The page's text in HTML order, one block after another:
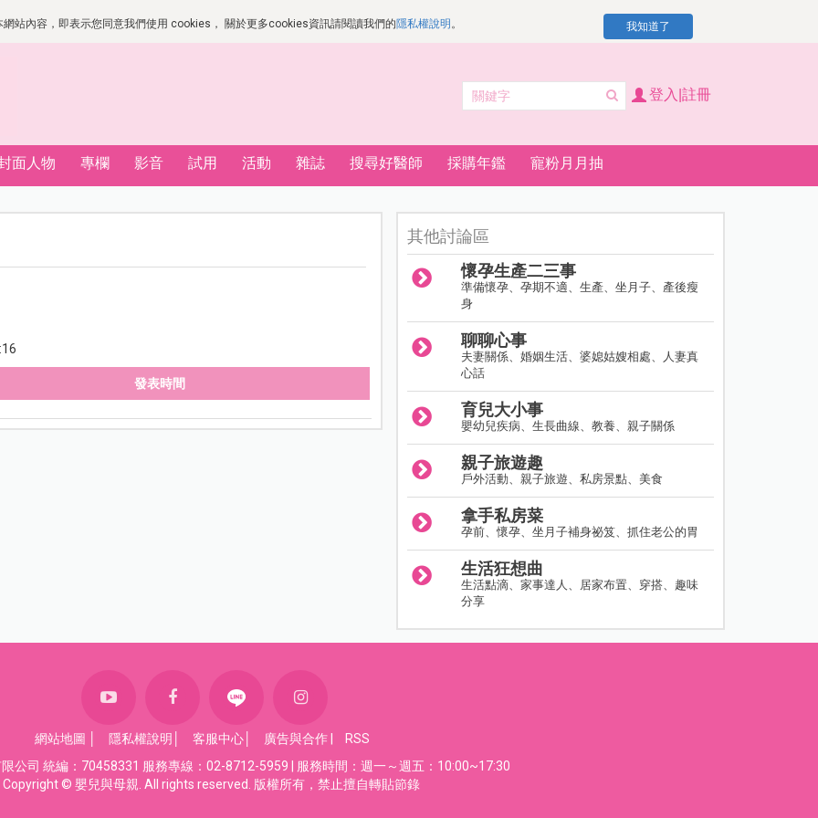
站內容，即表示您同意我們使用 cookies， 關於更多cookies資訊請閱讀我們的隱私權說明 。 我知道了
登入|註冊
面人物 專欄 影音 試用 活動 雜誌 搜尋好醫師 採購年鑑 寵粉月月抽
發表時間
其他討論區
懷孕生產二三事
準備懷孕、孕期不適、生產、坐月子、產後瘦
身
聊聊心事
夫妻關係、婚姻生活、婆媳姑嫂相處、人妻真
心話
育兒大小事
嬰幼兒疾病、生長曲線、教養、親子關係
親子旅遊趣
戶外活動、親子旅遊、私房景點、美食
拿手私房菜
孕前、懷孕、坐月子補身祕笈、抓住老公的胃
生活狂想曲
生活點滴、家事達人、居家布置、穿搭、趣味
分享
網站地圖 隱私權說明 客服中心 廣告與合作
RSS
公司 統編：70458331 服務專線：02-8712-5959 | 服務時間：週一～週五：10:00~17:30
Copyright © 嬰兒與母親. All rights reserved. 版權所有，禁止擅自轉貼節錄